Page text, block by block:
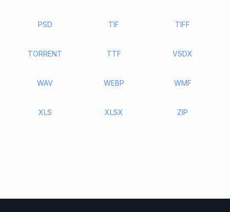
PSD TIF TIFF
TORRENT TTF VSDX
WAV WEBP WMF
XLS XLSX ZIP